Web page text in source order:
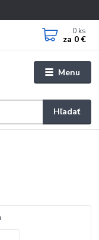
Menu
Hľadať
0 ks
za 0 €